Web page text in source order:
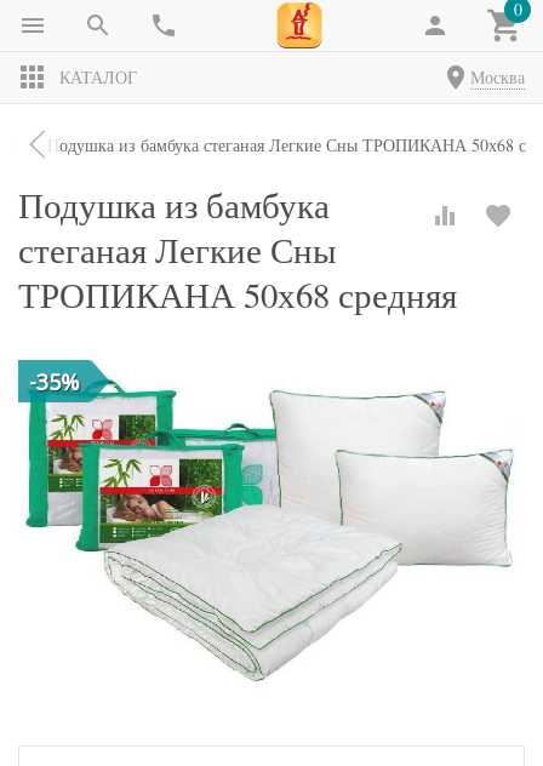
0
КАТАЛОГ Москва
Подушка из бамбука стеганая Легкие Сны ТРОПИКАНА 50х68
Подушка из бамбука
стеганая Легкие Сны
ТРОПИКАНА 50х68 средняя
-35%